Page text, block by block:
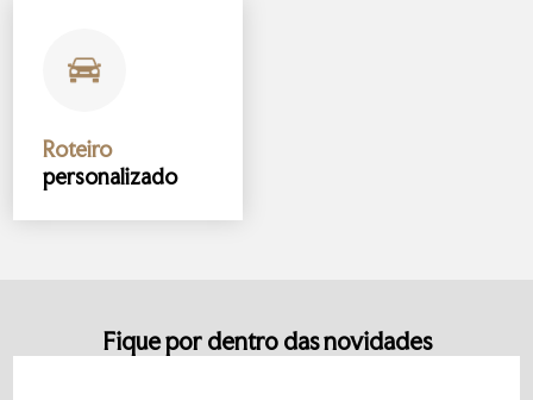
Roteiro
personalizado
Fique por dentro das novidades